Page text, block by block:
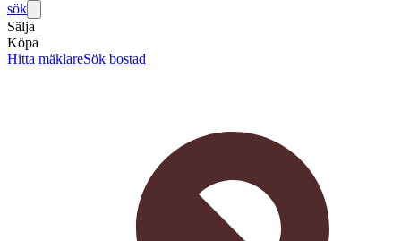
sök
Sälja
Köpa
Hitta mäklareSök bostad